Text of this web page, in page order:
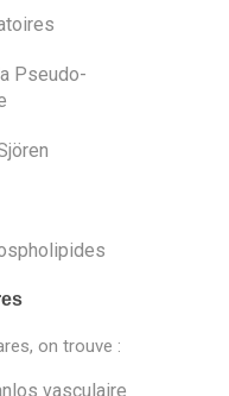
Pseudo-
on trouve :
vasculaire